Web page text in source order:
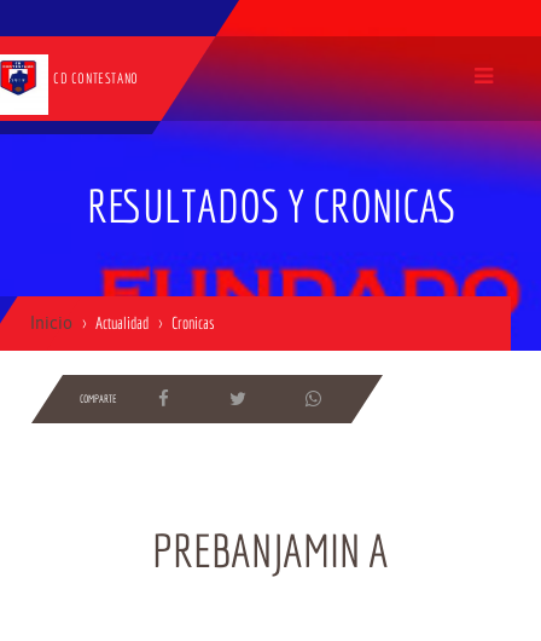
CD CONTESTANO
RESULTADOS Y CRONICAS
Inicio Actualidad Cronicas
COMPARTE
PREBANJAMIN A